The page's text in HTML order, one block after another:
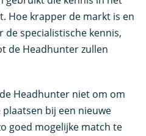
Hoe krapper de markt is en
de specialistische kennis,
de Headhunter zullen
Headhunter niet om om
bij een nieuwe
goed mogelijke match te